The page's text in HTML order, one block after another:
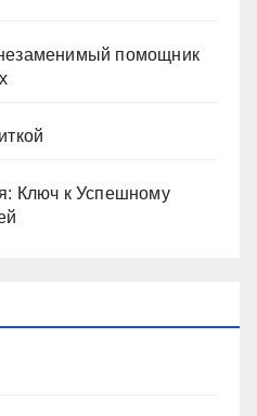
помощник
Ключ к Успешному